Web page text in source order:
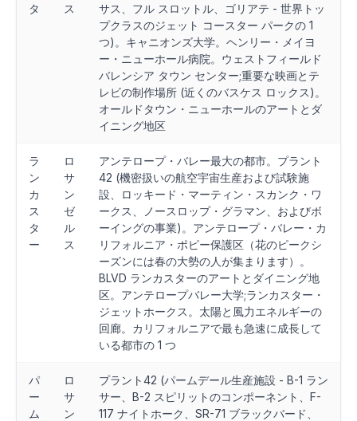
タ
ス
サス、フル スロットル、ゴリアテ - 世界トッ
プクラスのジェット コースター パークの 1
つ)。キャニオンズ大学。ヘンリー・メイヨ
ー・ニューホール病院。ウェストフィールド
バレンシア タウン センター;重要な映画とテ
レビの制作場所 (近くのバスケス ロックス)。
オールドタウン・ニューホールのアートとダ
イニング地区
ラ
ン
カ
ス
タ
ー
ロ
サ
ン
ゼ
ル
ス
アンテロープ・バレー最大の都市。プラント
42 (機密扱いの航空宇宙生産および試験施
設、ロッキード・マーティン・スカンク・ワ
ークス、ノースロップ・グラマン、およびボ
ーイングの事業)。アンテロープ・バレー・カ
リフォルニア・ポピー保護区（花のピークシ
ーズンには春の大勢の人が集まります）。
BLVD ランカスターのアートとダイニング地
区。アンテロープバレー大学;ランカスター・
ジェットホークス。太陽と風力エネルギーの
回廊。カリフォルニアで最も急速に成長して
いる都市の 1 つ
パ
ー
ム
ロ
サ
ン
プラント42 (パームデール生産施設 - B-1 ラン
サー、B-2 スピリットのコンポーネント、F-
117 ナイトホーク、SR-71 ブラックバード、